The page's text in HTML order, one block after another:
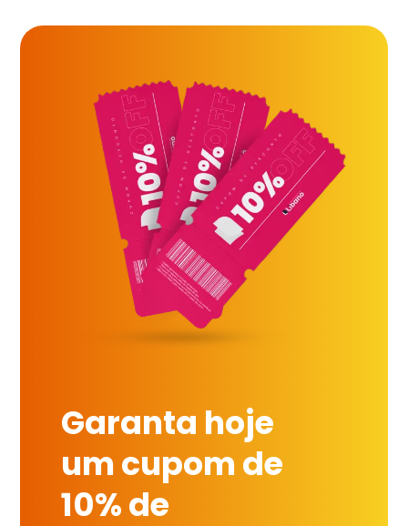
Garanta hoje
um cupom de
10% de